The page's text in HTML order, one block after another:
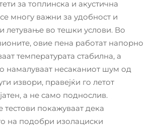
за топлинска и акустична
многу важни за удобност и
летување во тешки услови. Во
овие пена работат напорно
температурата стабилна, а
намалуваат несаканиот шум од
извори, правејќи го летот
а не само поднослив.
покажуваат дека
на подобри изолациски